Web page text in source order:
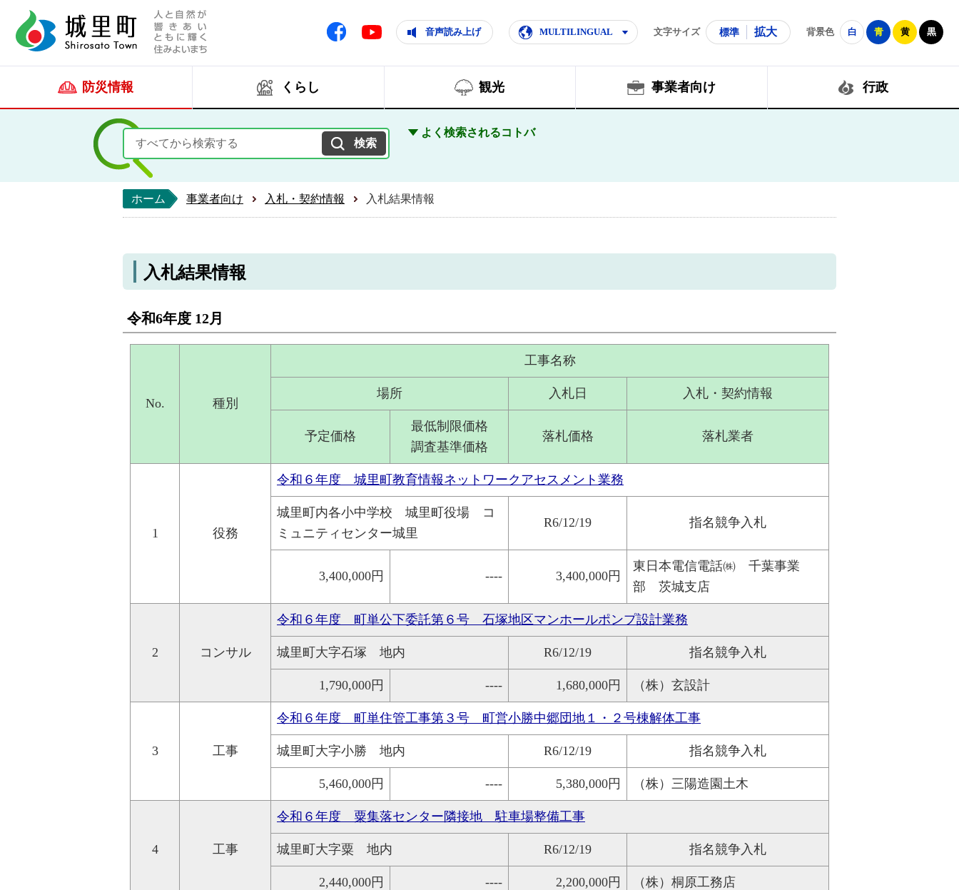
人と自然が響きあいともに輝く住みよいまち
Facebook Youtube 音声読み上げ MULTILINGUAL 文字サイズ 標準 拡大 背景色 白 青 黄 黒
防災情報 くらし 観光 事業者向け 行政
よく検索されるコトバ
ホーム 事業者向け 入札・契約情報 入札結果情報
入札結果情報
令和6年度 12月
No. 種別
工事名称
場所 入札日 入札・契約情報
予定価格
最低制限価格
調査基準価格
落札価格 落札業者
1 役務
令和６年度 城里町教育情報ネットワークアセスメント業務
城里町内各小中学校 城里町役場 コ
ミュニティセンター城里
R6/12/19 指名競争入札
3,400,000円 ---- 3,400,000円
東日本電信電話㈱ 千葉事業
部 茨城支店
2 コンサル
令和６年度 町単公下委託第６号 石塚地区マンホールポンプ設計業務
城里町大字石塚 地内 R6/12/19 指名競争入札
1,790,000円 ---- 1,680,000円 （株）玄設計
3 工事
令和６年度 町単住管工事第３号 町営小勝中郷団地１・２号棟解体工事
城里町大字小勝 地内 R6/12/19 指名競争入札
5,460,000円 ---- 5,380,000円 （株）三陽造園土木
4 工事
令和６年度 粟集落センター隣接地 駐車場整備工事
城里町大字粟 地内 R6/12/19 指名競争入札
2,440,000円 ---- 2,200,000円 （株）桐原工務店